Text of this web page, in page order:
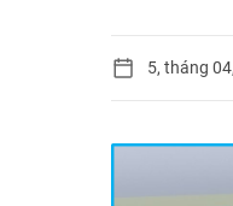
5, tháng